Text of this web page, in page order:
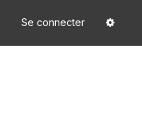
Se connecter